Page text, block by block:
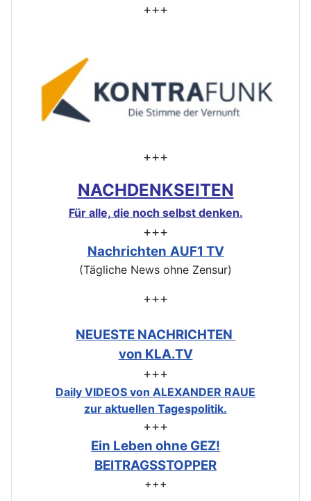
+++
+++
NACHDENKSEITEN
Für alle, die noch selbst denken.
+++
Nachrichten AUF1 TV
(Tägliche News ohne Zensur)
+++
NEUESTE NACHRICHTEN
von KLA.TV
+++
Daily VIDEOS von ALEXANDER RAUE
zur aktuellen Tagespolitik.
+++
Ein Leben ohne GEZ!
BEITRAGSSTOPPER
+++